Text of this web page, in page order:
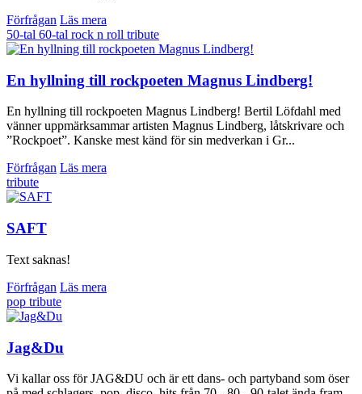
Förfrågan Läs mera
50-tal 60-tal rock n roll tribute
En hyllning till rockpoeten Magnus Lindberg!
En hyllning till rockpoeten Magnus Lindberg! Bertil Löfdahl med
vänner uppmärksammar artisten Magnus Lindberg, låtskrivare och
”Rockpoet”. Kanske mest känd för sin medverkan i Gr...
Förfrågan Läs mera
tribute
SAFT
Text saknas!
Förfrågan Läs mera
pop tribute
Jag&Du
Vi kallar oss för JAG&DU och är ett dans- och partyband som öser